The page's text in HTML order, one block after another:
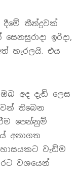
දීමේ තීන්දුවක්
ඉරිදා,
හැරලයි. එය
අද දැඩි ලෙස
තිබෙන
පෙන්නුම්
අනාගත
වැඩිම
වශයෙන්